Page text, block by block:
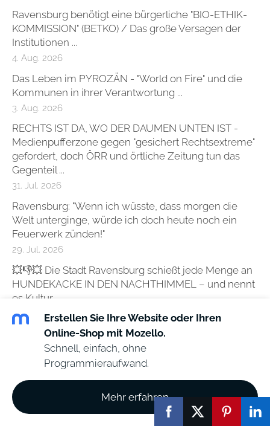
Ravensburg benötigt eine bürgerliche "BIO-ETHIK-
KOMMISSION" (BETKO) / Das große Versagen der
Institutionen ...
4. Aug. 2026
Das Leben im PYROZÄN - "World on Fire" und die
Kommunen in ihrer Verantwortung ...
3. Aug. 2026
RECHTS IST DA, WO DER DAUMEN UNTEN IST -
Medienpufferzone gegen "gesichert Rechtsextreme"
gefordert, doch ÖRR und örtliche Zeitung tun das
Gegenteil ...
31. Jul. 2026
Ravensburg: "Wenn ich wüsste, dass morgen die
Welt unterginge, würde ich doch heute noch ein
Feuerwerk zünden!"
29. Jul. 2026
💥👎💥 Die Stadt Ravensburg schießt jede Menge an
HUNDEKACKE IN DEN NACHTHIMMEL – und nennt
es Kultur.
27. Jul. 2026
Schussental-Medial 50.751
Archiv
Erstellen Sie Ihre Website oder Ihren
Online-Shop mit Mozello.
Schnell, einfach, ohne
Programmieraufwand.
Mehr erfahren